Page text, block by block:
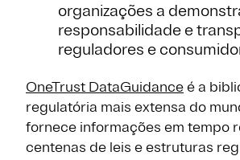
organizações a
responsabilidade e
reguladores e
OneTrust DataGuidanceé a
regulatória mais extensa do
fornece informações em tempo
centenas de leis e estruturas